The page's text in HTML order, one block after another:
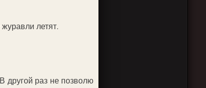
летят.
другой раз не позволю